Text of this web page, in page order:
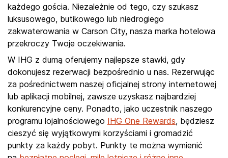
każdego gościa. Niezależnie od tego, czy szukasz
luksusowego, butikowego lub niedrogiego
zakwaterowania w Carson City, nasza marka hotelowa
przekroczy Twoje oczekiwania.
W IHG z dumą oferujemy najlepsze stawki, gdy
dokonujesz rezerwacji bezpośrednio u nas. Rezerwując
za pośrednictwem naszej oficjalnej strony internetowej
lub aplikacji mobilnej, zawsze uzyskasz najbardziej
konkurencyjne ceny. Ponadto, jako uczestnik naszego
programu lojalnościowego IHG One Rewards, będziesz
cieszyć się wyjątkowymi korzyściami i gromadzić
punkty za każdy pobyt. Punkty te można wymienić